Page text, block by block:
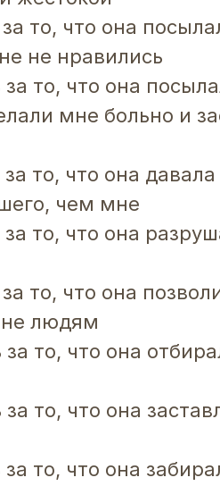
то, что она
не нравились
то, что она
мне больно и
то, что она
чем мне
то, что она
то, что она
людям
то, что она
то, что она
то, что она